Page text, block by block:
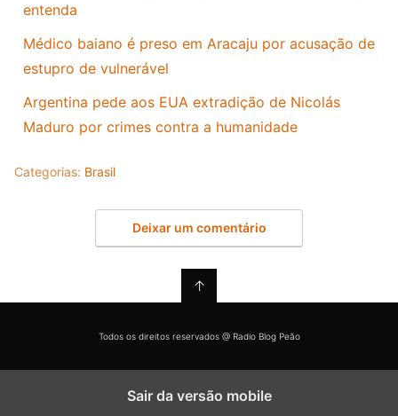
entenda
Médico baiano é preso em Aracaju por acusação de
estupro de vulnerável
Argentina pede aos EUA extradição de Nicolás
Maduro por crimes contra a humanidade
Categorias: Brasil
Deixar um comentário
↑
Todos os direitos reservados @ Radio Blog Peão
Sair da versão mobile